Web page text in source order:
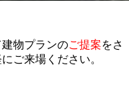
物プランのご提案をさ
ご来場ください。